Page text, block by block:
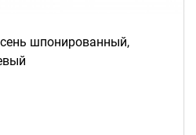
шпонированный,